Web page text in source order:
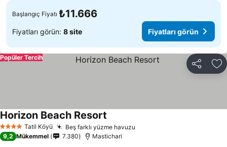
Başlangıç Fiyatı ₺11.666
Fiyatları görün: 8 site Fiyatları görün
Paylaş
Popüler Tercih
4 Yıldız Tatil Köyü Beş farklı yüzme havuzu
Horizon Beach Resort
9,2 Mükemmel 7.380 Mastichari